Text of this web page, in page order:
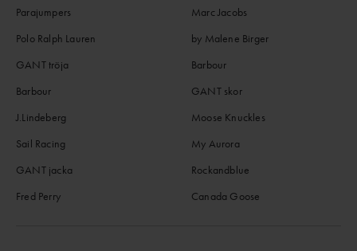
Parajumpers
Polo Ralph Lauren
GANT tröja
Barbour
J.Lindeberg
Sail Racing
GANT jacka
Fred Perry
Marc Jacobs
by Malene Birger
Barbour
GANT skor
Moose Knuckles
My Aurora
Rockandblue
Canada Goose